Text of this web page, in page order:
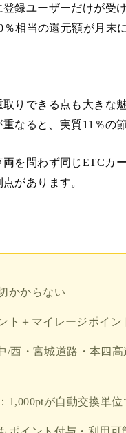
録ユーザーだけが受
相当の還元額が月末
りできる点も大きな
なると、実質11％の節
を問わず同じETCカ
があります。
かからない
ト＋マイレージポイン
/西・宮城道路・本四
1,000ptが自動交換単位